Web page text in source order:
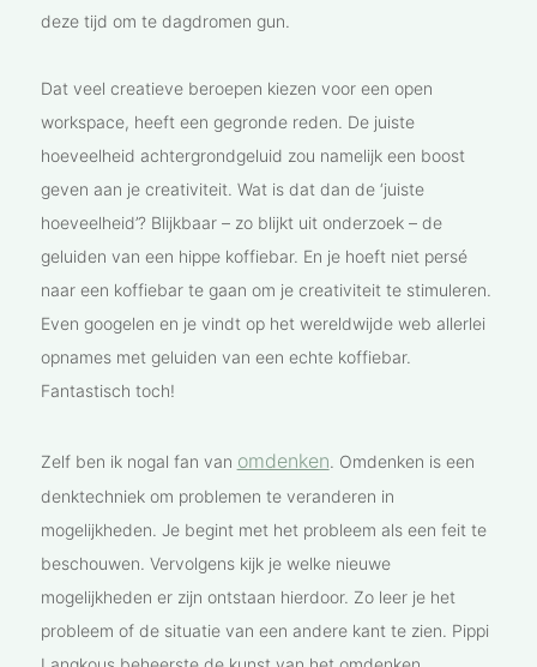
deze tijd om te dagdromen gun.
Dat veel creatieve beroepen kiezen voor een open
workspace, heeft een gegronde reden. De juiste
hoeveelheid achtergrondgeluid zou namelijk een boost
geven aan je creativiteit. Wat is dat dan de ‘juiste
hoeveelheid’? Blijkbaar – zo blijkt uit onderzoek – de
geluiden van een hippe koffiebar. En je hoeft niet persé
naar een koffiebar te gaan om je creativiteit te stimuleren.
Even googelen en je vindt op het wereldwijde web allerlei
opnames met geluiden van een echte koffiebar.
Fantastisch toch!
Zelf ben ik nogal fan van omdenken. Omdenken is een
denktechniek om problemen te veranderen in
mogelijkheden. Je begint met het probleem als een feit te
beschouwen. Vervolgens kijk je welke nieuwe
mogelijkheden er zijn ontstaan hierdoor. Zo leer je het
probleem of de situatie van een andere kant te zien. Pippi